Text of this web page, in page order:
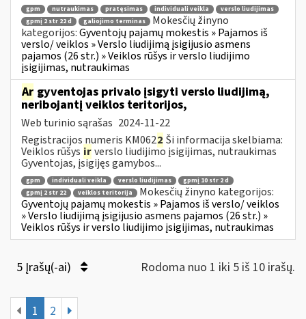
gpm nutraukimas pratęsimas individuali veikla
verslo liudijimas
gpmį 2 str 22 d
galiojimo terminas
Mokesčių žinyno
kategorijos:Gyventojų pajamų mokestis » Pajamos iš
verslo/ veiklos » Verslo liudijimą įsigijusio asmens
pajamos (26 str.) » Veiklos rūšys ir verslo liudijimo
įsigijimas, nutraukimas
Ar gyventojas privalo įsigyti verslo liudijimą,
neribojantį veiklos teritorijos,
Web turinio sąrašas 2024-11-22
Registracijos numeris KM0622 Ši informacija skelbiama:
Veiklos rūšys irverslo liudijimo įsigijimas, nutraukimas
Gyventojas, įsigijęs gamybos...
gpm individuali veikla verslo liudijimas
gpmį 10 str 2 d
gpmį 2 str 22
veiklos teritorija
Mokesčių žinyno kategorijos:
Gyventojų pajamų mokestis » Pajamos iš verslo/ veiklos
» Verslo liudijimą įsigijusio asmens pajamos (26 str.) »
Veiklos rūšys ir verslo liudijimo įsigijimas, nutraukimas
5 Įrašų(-ai) Rodoma nuo 1 iki 5 iš 10 irašų.
1 2